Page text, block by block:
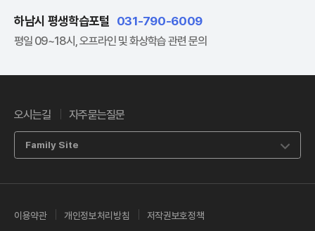
하남시 평생학습포털 031-790-6009
평일 09~18시, 오프라인 및 화상학습 관련 문의
오시는길 자주묻는질문
Family Site
이용약관 개인정보처리방침 저작권보호정책